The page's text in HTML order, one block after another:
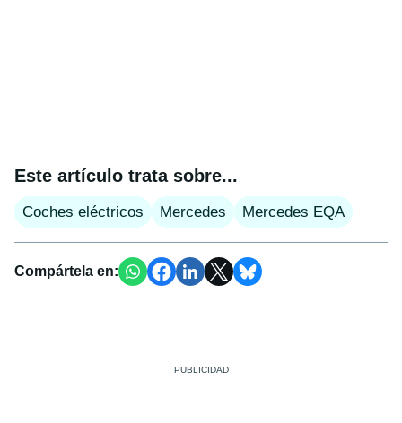
Este artículo trata sobre...
Coches eléctricos Mercedes Mercedes EQA
Compártela en: